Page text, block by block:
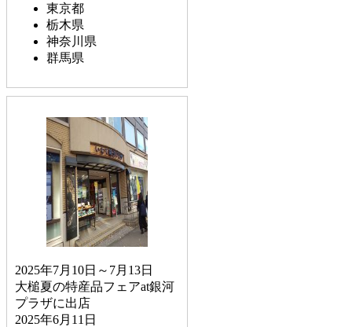
東京都
栃木県
神奈川県
群馬県
2025年7月10日～7月13日
大槌夏の特産品フェアat銀河
プラザに出店
2025年6月11日